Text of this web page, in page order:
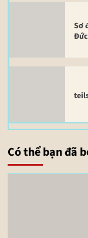
Sơ
Đức
Có thể bạn đã